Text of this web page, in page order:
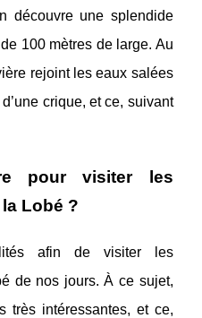
découvre une splendide
100 mètres de large. Au
rejoint les eaux salées
crique, et ce, suivant
pour visiter les
Lobé ?
afin de visiter les
de nos jours. À ce sujet,
très intéressantes, et ce,